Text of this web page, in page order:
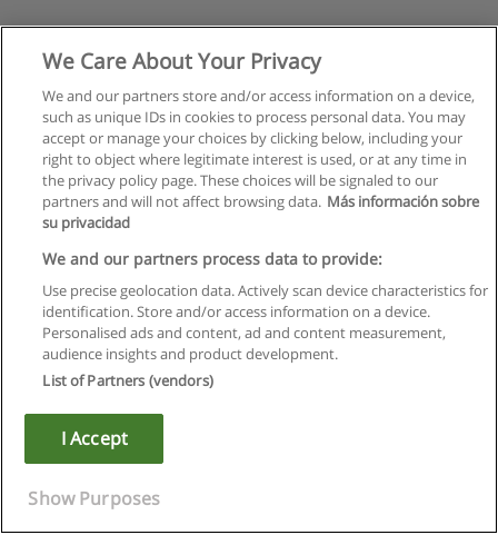
Regras de uso
Privacidade de dados
Copyright © Educaedu Business S.L. - CIF : B-95610580: -
We Care About Your Privacy
We and our partners store and/or access information on a device,
such as unique IDs in cookies to process personal data. You may
accept or manage your choices by clicking below, including your
right to object where legitimate interest is used, or at any time in
the privacy policy page. These choices will be signaled to our
partners and will not affect browsing data. Más información sobre
su privacidad
We and our partners process data to provide:
Use precise geolocation data. Actively scan device characteristics for
identification. Store and/or access information on a device.
Personalised ads and content, ad and content measurement,
audience insights and product development.
List of Partners (vendors)
I Accept
Show Purposes